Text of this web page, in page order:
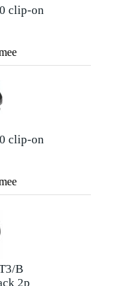
reviews voor dit product.
clip-on
clip-on
B
2p